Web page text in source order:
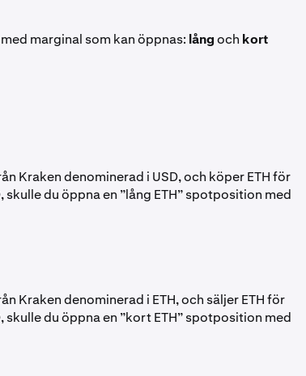
marginal som kan öppnas: långoch kort
Kraken denominerad i USD, och köper ETH för
skulle du öppna en ”lång ETH” spotposition med
Kraken denominerad i ETH, och säljer ETH för
skulle du öppna en ”kort ETH” spotposition med